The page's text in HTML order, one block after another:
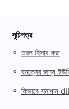
সুচিপত্র
◦ তরল হিসাব করা
◦ ঘনত্বের জন্য
◦ কিভাবে সমাধান